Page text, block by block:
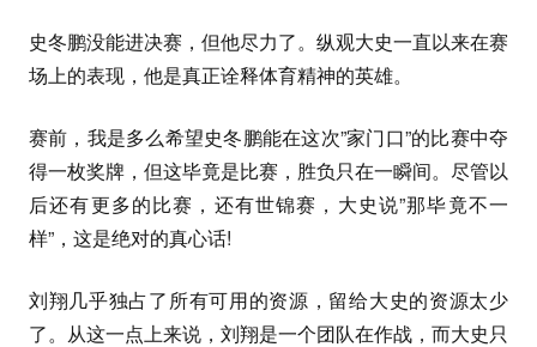
史冬鹏没能进决赛，但他尽力了。纵观大史一直以来在赛
场上的表现，他是真正诠释体育精神的英雄。
赛前，我是多么希望史冬鹏能在这次”家门口”的比赛中夺
得一枚奖牌，但这毕竟是比赛，胜负只在一瞬间。尽管以
后还有更多的比赛，还有世锦赛，大史说”那毕竟不一
样”，这是绝对的真心话!
刘翔几乎独占了所有可用的资源，留给大史的资源太少
了。从这一点上来说，刘翔是一个团队在作战，而大史只